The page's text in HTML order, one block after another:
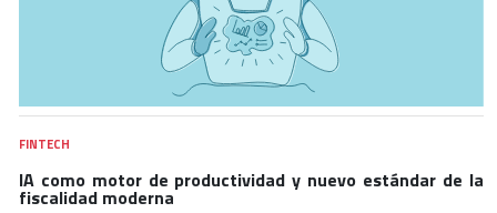
FINTECH
IA como motor de productividad y nuevo estándar de la
fiscalidad moderna